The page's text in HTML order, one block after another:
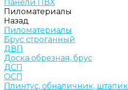
Панели ПВХ
Пиломатериалы
Назад
Пиломатериалы
Брус строганный
ДВП
Доска обрезная, брус
ДСП
ОСП
Плинтус, обналичник, штапик